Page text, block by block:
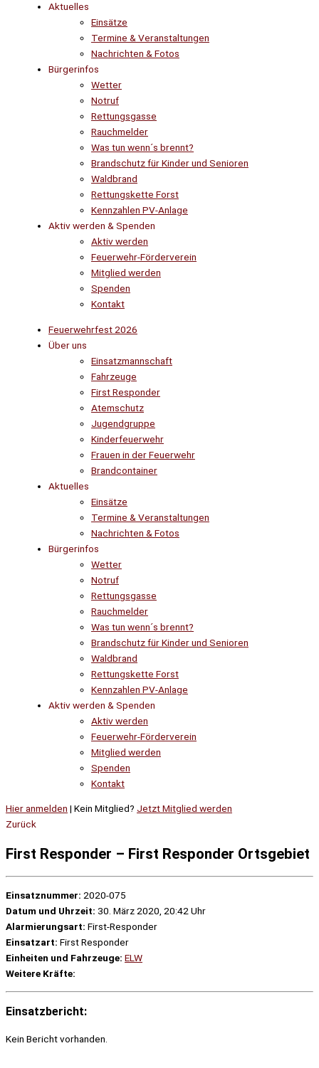
Aktuelles
Einsätze
Termine & Veranstaltungen
Nachrichten & Fotos
Bürgerinfos
Wetter
Notruf
Rettungsgasse
Rauchmelder
Was tun wenn´s brennt?
Brandschutz für Kinder und Senioren
Waldbrand
Rettungskette Forst
Kennzahlen PV-Anlage
Aktiv werden & Spenden
Aktiv werden
Feuerwehr-Förderverein
Mitglied werden
Spenden
Kontakt
Feuerwehrfest 2026
Über uns
Einsatzmannschaft
Fahrzeuge
First Responder
Atemschutz
Jugendgruppe
Kinderfeuerwehr
Frauen in der Feuerwehr
Brandcontainer
Aktuelles
Einsätze
Termine & Veranstaltungen
Nachrichten & Fotos
Bürgerinfos
Wetter
Notruf
Rettungsgasse
Rauchmelder
Was tun wenn´s brennt?
Brandschutz für Kinder und Senioren
Waldbrand
Rettungskette Forst
Kennzahlen PV-Anlage
Aktiv werden & Spenden
Aktiv werden
Feuerwehr-Förderverein
Mitglied werden
Spenden
Kontakt
Hier anmelden | Kein Mitglied? Jetzt Mitglied werden
Zurück
First Responder – First Responder Ortsgebiet
Einsatznummer: 2020-075
Datum und Uhrzeit: 30. März 2020, 20:42 Uhr
Alarmierungsart: First-Responder
Einsatzart: First Responder
Einheiten und Fahrzeuge: ELW
Weitere Kräfte:
Einsatzbericht:
Kein Bericht vorhanden.